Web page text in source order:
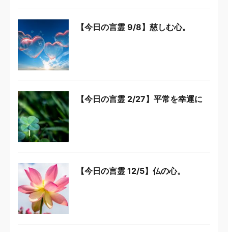
【今日の言霊 9/8】慈しむ心。
【今日の言霊 2/27】平常を幸運に
【今日の言霊 12/5】仏の心。